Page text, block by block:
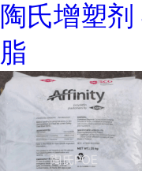
陶氏增塑
脂